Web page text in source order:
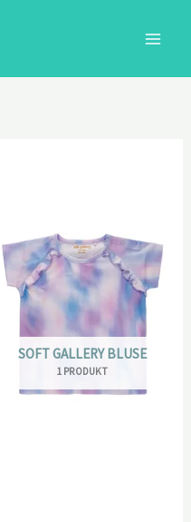
SOFT GALLERY BLUSE
1 PRODUKT